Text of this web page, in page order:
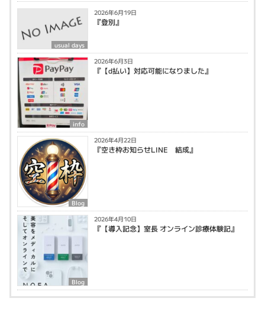
usual days
2026年6月19日
『登別』
info
2026年6月3日
『【d払い】対応可能になりました』
Blog
2026年4月22日
『空き枠お知らせLINE 結成』
Blog
2026年4月10日
『【導入記念】室長 オンライン診療体験記』